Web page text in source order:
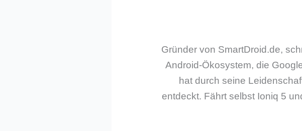
Gründer von SmartDroid.de,
Android-Ökosystem, die
hat durch seine
entdeckt. Fährt selbst Ioniq 5